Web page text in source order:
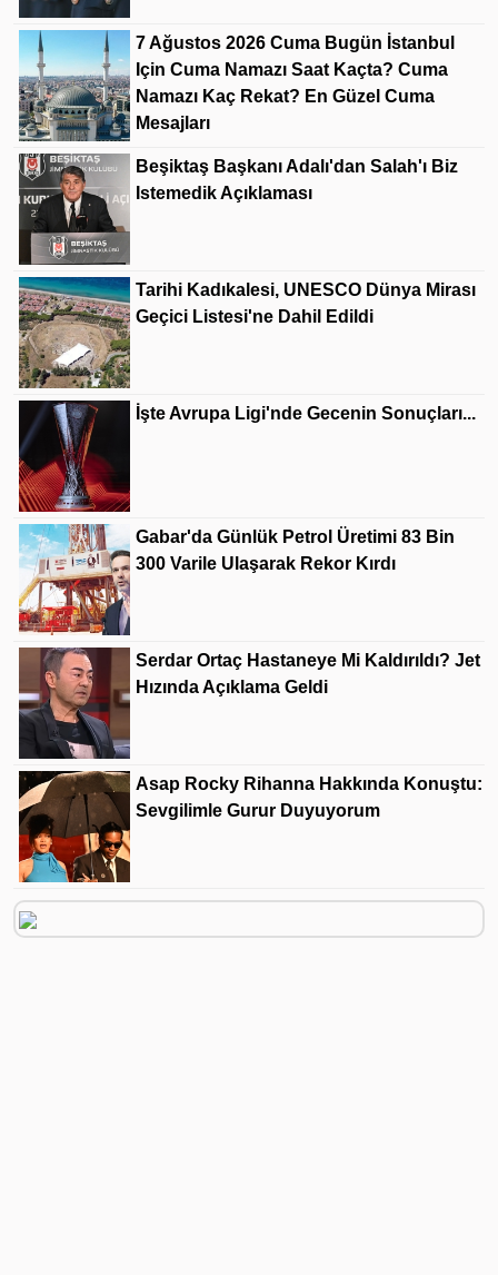
7 Ağustos 2026 Cuma Bugün İstanbul
Için Cuma Namazı Saat Kaçta? Cuma
Namazı Kaç Rekat? En Güzel Cuma
Mesajları
Beşiktaş Başkanı Adalı'dan Salah'ı Biz
Istemedik Açıklaması
Tarihi Kadıkalesi, UNESCO Dünya Mirası
Geçici Listesi'ne Dahil Edildi
İşte Avrupa Ligi'nde Gecenin Sonuçları...
Gabar'da Günlük Petrol Üretimi 83 Bin
300 Varile Ulaşarak Rekor Kırdı
Serdar Ortaç Hastaneye Mi Kaldırıldı? Jet
Hızında Açıklama Geldi
Asap Rocky Rihanna Hakkında Konuştu:
Sevgilimle Gurur Duyuyorum